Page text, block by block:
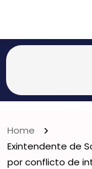
Home
Exintendente de
por conflicto de